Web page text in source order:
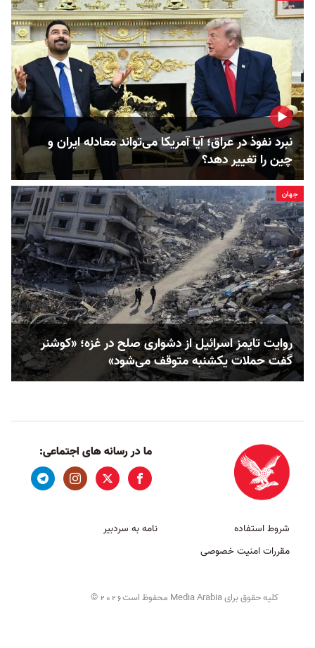
نبرد نفوذ در عراق؛ آیا آمریکا می‌تواند معادله ایران و
چین را تغییر دهد؟
جهان
روایت تایمز اسرائیل از دشواری صلح در غزه؛ «کوشنر
گفت حملات یکشنبه متوقف می‌شود»
ما در رسانه های اجتماعی:
شروط استفاده
مقررات امنیت خصوصی
نامه به سردبیر
کلیه حقوق برای Media Arabia محفوظ است 2026
©